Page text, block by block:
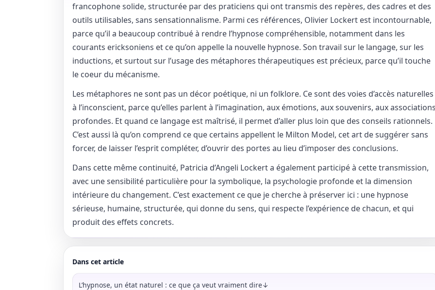
francophone solide, structurée par des praticiens qui ont transmis des repères, des cadres et des
outils utilisables, sans sensationnalisme. Parmi ces références, Olivier Lockert est incontournable,
parce qu’il a beaucoup contribué à rendre l’hypnose compréhensible, notamment dans les
courants ericksoniens et ce qu’on appelle la nouvelle hypnose. Son travail sur le langage, sur les
inductions, et surtout sur l’usage des métaphores thérapeutiques est précieux, parce qu’il touche
le coeur du mécanisme.
Les métaphores ne sont pas un décor poétique, ni un folklore. Ce sont des voies d’accès naturelles
à l’inconscient, parce qu’elles parlent à l’imagination, aux émotions, aux souvenirs, aux
profondes. Et quand ce langage est maîtrisé, il permet d’aller plus loin que des conseils rationnels.
C’est aussi là qu’on comprend ce que certains appellent le Milton Model, cet art de suggérer sans
forcer, de laisser l’esprit compléter, d’ouvrir des portes au lieu d’imposer des conclusions.
Dans cette même continuité, Patricia d’Angeli Lockert a également participé à cette transmission,
avec une sensibilité particulière pour la symbolique, la psychologie profonde et la dimension
intérieure du changement. C’est exactement ce que je cherche à préserver ici : une hypnose
sérieuse, humaine, structurée, qui donne du sens, qui respecte l’expérience de chacun, et qui
produit des effets concrets.
Dans cet article
L’hypnose, un état naturel : ce que ça veut vraiment dire↓